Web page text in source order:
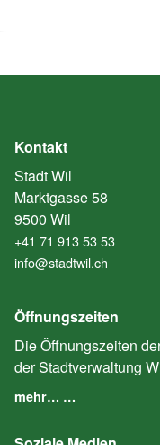
Kontakt
Stadt Wil
Marktgasse 58
9500 Wil
+41 71 913 53 53
info@stadtwil.ch
Öffnungszeiten
Die Öffnungszeiten
der Stadtverwaltung
mehr… …